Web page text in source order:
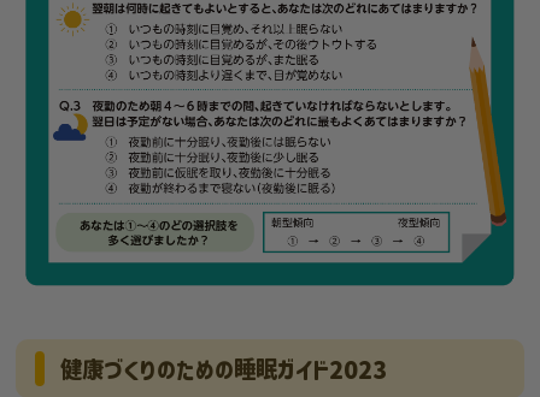
健康づくりのための睡眠ガイド2023